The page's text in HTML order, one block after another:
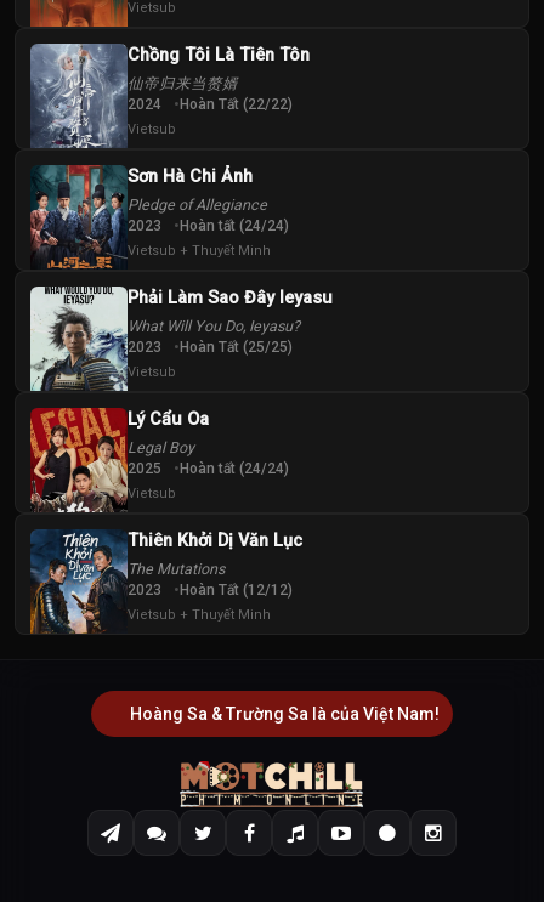
Vietsub
Chồng Tôi Là Tiên Tôn
仙帝归来当赘婿
2024 Hoàn Tất (22/22)
Vietsub
Sơn Hà Chi Ảnh
Pledge of Allegiance
2023 Hoàn tất (24/24)
Vietsub + Thuyết Minh
Phải Làm Sao Đây Ieyasu
What Will You Do, Ieyasu?
2023 Hoàn Tất (25/25)
Vietsub
Lý Cẩu Oa
Legal Boy
2025 Hoàn tất (24/24)
Vietsub
Thiên Khởi Dị Văn Lục
The Mutations
2023 Hoàn Tất (12/12)
Vietsub + Thuyết Minh
Hoàng Sa & Trường Sa là của Việt Nam!